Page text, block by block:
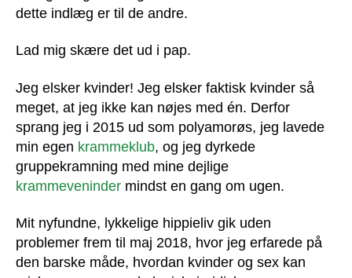
dette indlæg er til de andre.
Lad mig skære det ud i pap.
Jeg elsker kvinder! Jeg elsker faktisk kvinder så
meget, at jeg ikke kan nøjes med én. Derfor
sprang jeg i 2015 ud som polyamorøs, jeg lavede
min egen krammeklub, og jeg dyrkede
gruppekramning med mine dejlige
krammeveninder mindst en gang om ugen.
Mit nyfundne, lykkelige hippieliv gik uden
problemer frem til maj 2018, hvor jeg erfarede på
den barske måde, hvordan kvinder og sex kan